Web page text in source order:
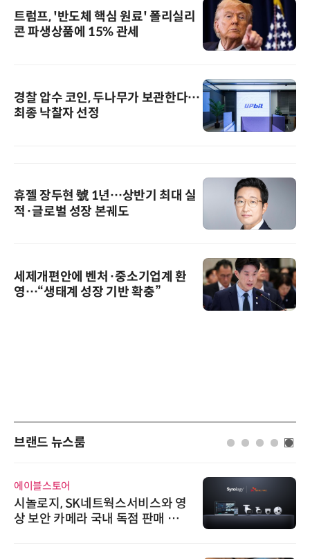
트럼프, '반도체 핵심 원료' 폴리실리
콘 파생상품에 15% 관세
경찰 압수 코인, 두나무가 보관한다…
최종 낙찰자 선정
휴젤 장두현 號 1년…상반기 최대 실
적·글로벌 성장 본궤도
세제개편안에 벤처·중소기업계 환
영…“생태계 성장 기반 확충”
브랜드 뉴스룸
에이블스토어
시놀로지, SK네트웍스서비스와 영
상 보안 카메라 국내 독점 판매 파